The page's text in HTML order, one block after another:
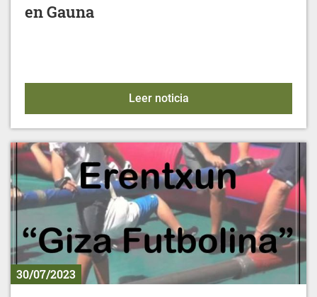
en Gauna
Leer noticiaCine al aire libre "Llenos
30/07/2023